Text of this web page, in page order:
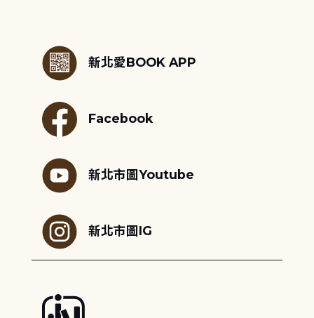
新北愛BOOK APP
Facebook
新北市圖Youtube
新北市圖IG